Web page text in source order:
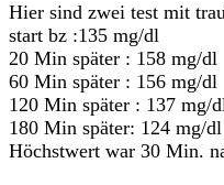
Hier sind zwei test mit
start bz :135 mg/dl
20 Min später : 158 mg/dl
60 Min später : 156 mg/dl
120 Min später : 137 mg/
180 Min später: 124 mg/dl
Höchstwert war 30 Min.